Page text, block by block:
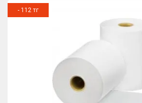
- 112 тг